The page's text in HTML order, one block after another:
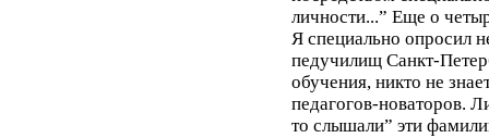
личности...” Еще о
Я специально опросил
педучилищ Санкт-
обучения, никто не
педагогов-новаторов.
то слышали” эти